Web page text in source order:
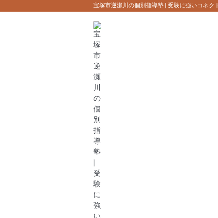
宝塚市逆瀬川の個別指導塾 | 受験に強いコネク